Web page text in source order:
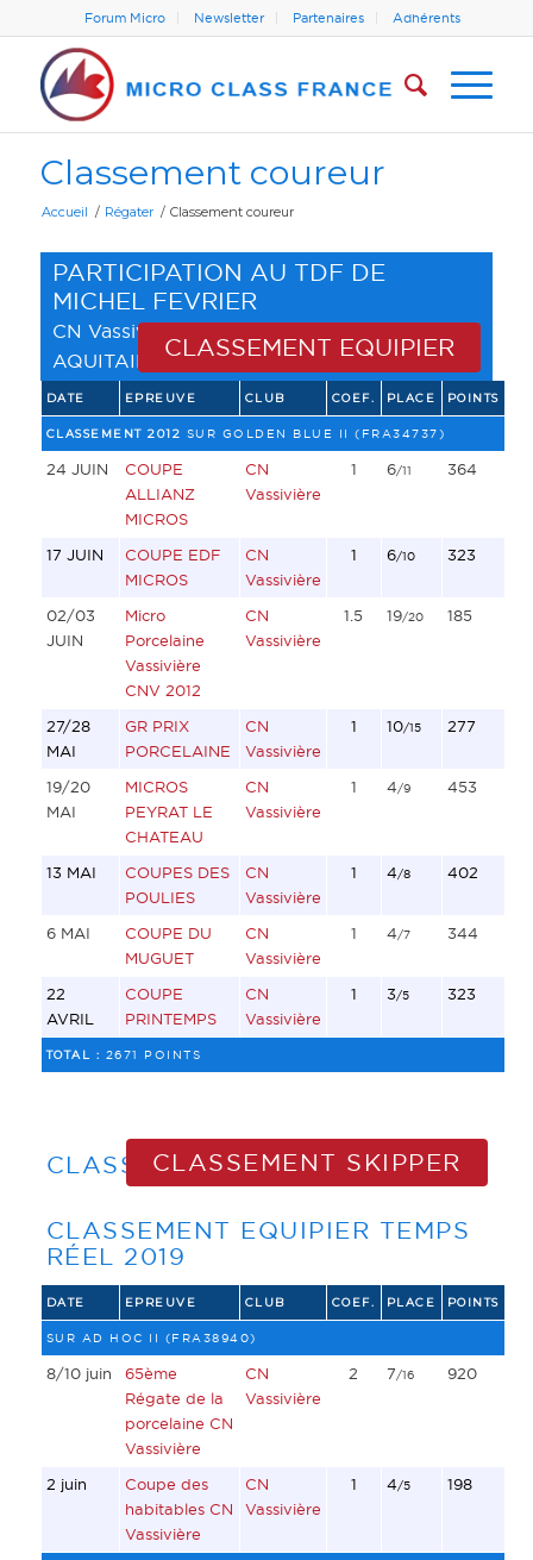
Forum Micro Newsletter Partenaires Adhérents
Classement coureur
Accueil / Régater / Classement coureur
PARTICIPATION AU TDF DE
MICHEL FEVRIER
CN Vassivière
AQUITAINE
)
CLASSEMENT EQUIPIER
DATE EPREUVE CLUB COEF. PLACE POINTS
CLASSEMENT 2012 SUR GOLDEN BLUE II (FRA34737)
24 JUIN
COUPE
ALLIANZ
MICROS
CN
Vassivière
1 6/11 364
17 JUIN
COUPE EDF
MICROS
CN
Vassivière
1 6/10 323
02/03
JUIN
Micro
Porcelaine
Vassivière
CNV 2012
CN
Vassivière
1.5 19/20 185
27/28
MAI
GR PRIX
PORCELAINE
CN
Vassivière
1 10/15 277
19/20
MAI
MICROS
PEYRAT LE
CHATEAU
CN
Vassivière
1 4/9 453
13 MAI
COUPES DES
POULIES
CN
Vassivière
1 4/8 402
6 MAI
COUPE DU
MUGUET
CN
Vassivière
1 4/7 344
22
AVRIL
COUPE
PRINTEMPS
CN
Vassivière
1 3/5 323
TOTAL : 2671 POINTS
CLASSEMENT EQUIPIER
CLASSEMENT SKIPPER
CLASSEMENT EQUIPIER TEMPS
RÉEL 2019
DATE EPREUVE CLUB COEF. PLACE POINTS
SUR AD HOC II (FRA38940)
8/10 juin
65ème
Régate de la
porcelaine CN
Vassivière
CN
Vassivière
2 7/16 920
2 juin
Coupe des
habitables CN
Vassivière
CN
Vassivière
1 4/5 198